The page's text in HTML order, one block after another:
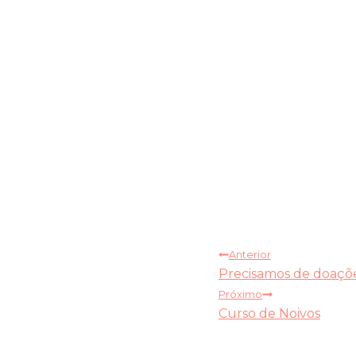
Navegação
de
Post
Anterior
Precisamos de
Próximo
Curso de Noivos